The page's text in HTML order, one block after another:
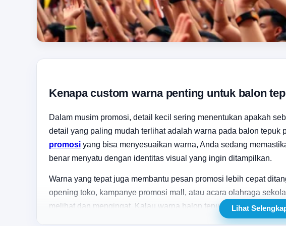
Kenapa custom warna penting untuk balon
Dalam musim promosi, detail kecil sering menentukan apakah
detail yang paling mudah terlihat adalah warna pada balon tepuk
promosi yang bisa menyesuaikan warna, Anda sedang
benar menyatu dengan identitas visual yang ingin ditampilkan.
Warna yang tepat juga membantu pesan promosi lebih cepat
opening toko, kampanye promosi mall, atau acara olahraga
melihat dan mengingat. Kalau warna balon tepuk selaras
brand Anda terasa lebih siap tampil di depan audiens.
Lihat